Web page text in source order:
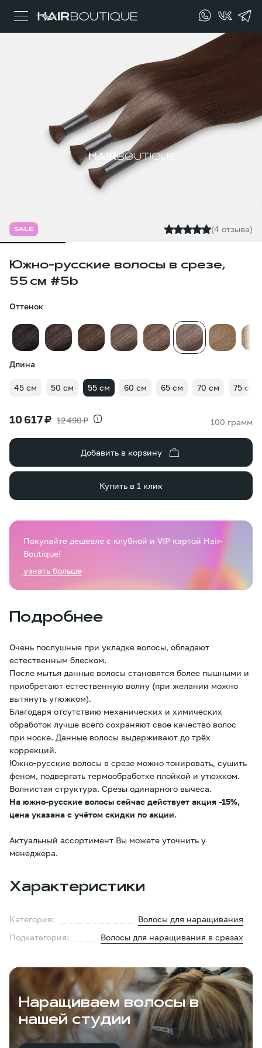
SALE (4 отзыва)
Южно-русские волосы в срезе,
55 см #5b
Оттенок
Длина
45 см 50 см 55 см 60 см 65 см 70 см 75 см
10 617 ₽ 12 490 ₽ 100 грамм
Добавить в корзину
Купить в 1 клик
Подробнее
Очень послушные при укладке волосы, обладают
естественным блеском.
После мытья данные волосы становятся более пышными и
приобретают естественную волну (при желании можно
вытянуть утюжком).
Благодаря отсутствию механических и химических
обработок лучше всего сохраняют свое качество волос
при носке. Данные волосы выдерживают до трёх
коррекций.
Южно-русские волосы в срезе можно тонировать, сушить
феном, подвергать термообработке плойкой и утюжком.
Волнистая структура. Срезы одинарного вычеса.
На южно-русские волосы сейчас действует акция -15%,
цена указана с учётом скидки по акции.
Актуальный ассортимент Вы можете уточнить у
менеджера.
Характеристики
Категория:
Волосы для наращивания
Подкатегория:
Волосы для наращивания в срезах
Покупайте дешевле с клубной и VIP картой Hair-
Boutique!
узнать больше
Наращиваем волосы в
нашей студии